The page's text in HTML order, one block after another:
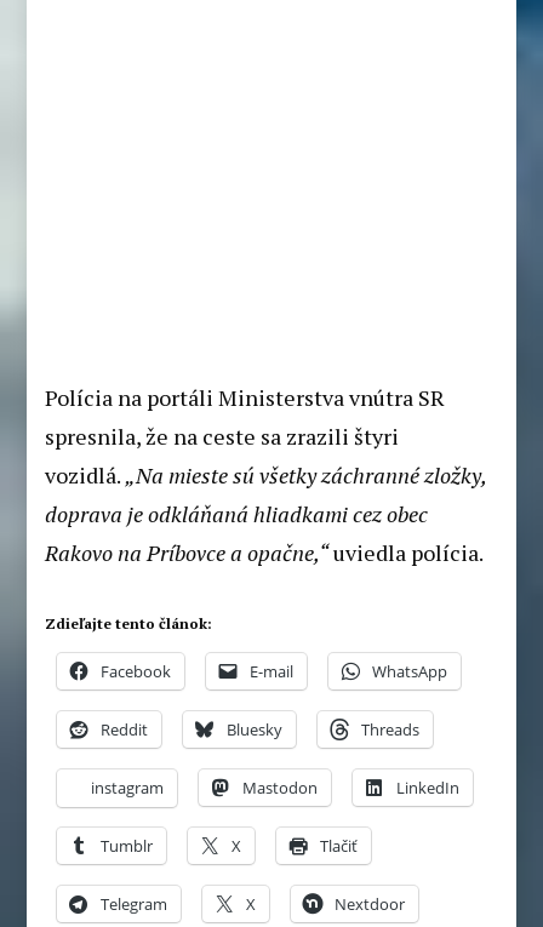
Polícia na portáli Ministerstva vnútra SR
spresnila, že na ceste sa zrazili štyri
vozidlá. „Na mieste sú všetky záchranné zložky,
doprava je odkláňaná hliadkami cez obec
Rakovo na Príbovce a opačne,“uviedla polícia.
Zdieľajte tento článok:
Facebook E-mail WhatsApp
Reddit Bluesky Threads
instagram Mastodon LinkedIn
Tumblr X Tlačiť
Telegram X Nextdoor